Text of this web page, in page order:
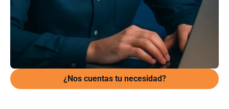
¿Nos cuentas tu necesidad?